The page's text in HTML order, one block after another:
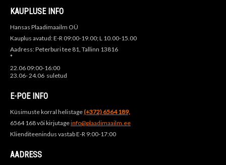
KAUPLUSE INFO
Hansas Plaadimaailm OÜ
Kauplus avatud: E-R 09:00-19.00; L 10.00-15.00
Aadress: Peterburi tee 81, Tallinn 13816
*
22.06 09:00-16:00
23.06- 24.06 suletud
E-POE INFO
Küsimuste korral helistage(+372) 6564 189,
6564 168 või kirjutageinfo@plaadimaailm.ee
Klienditeenindus vastab E-R 9:00-17:00
AADRESS